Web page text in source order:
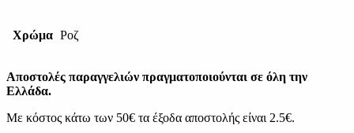
Χρώμα Ροζ
Αποστολές παραγγελιών πραγματοποιούνται σε όλη την
Ελλάδα.
Με κόστος κάτω των 50€ τα έξοδα αποστολής είναι 2.5€.